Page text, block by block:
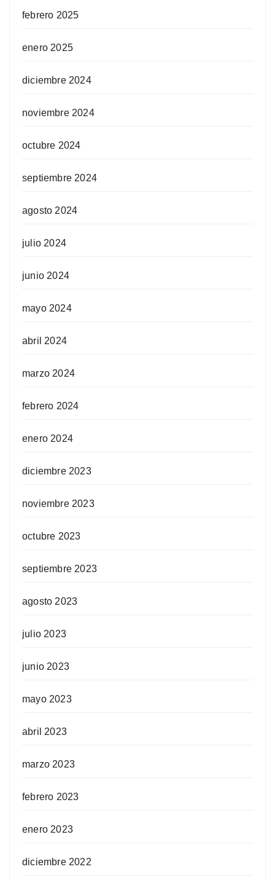
febrero 2025
enero 2025
diciembre 2024
noviembre 2024
octubre 2024
septiembre 2024
agosto 2024
julio 2024
junio 2024
mayo 2024
abril 2024
marzo 2024
febrero 2024
enero 2024
diciembre 2023
noviembre 2023
octubre 2023
septiembre 2023
agosto 2023
julio 2023
junio 2023
mayo 2023
abril 2023
marzo 2023
febrero 2023
enero 2023
diciembre 2022